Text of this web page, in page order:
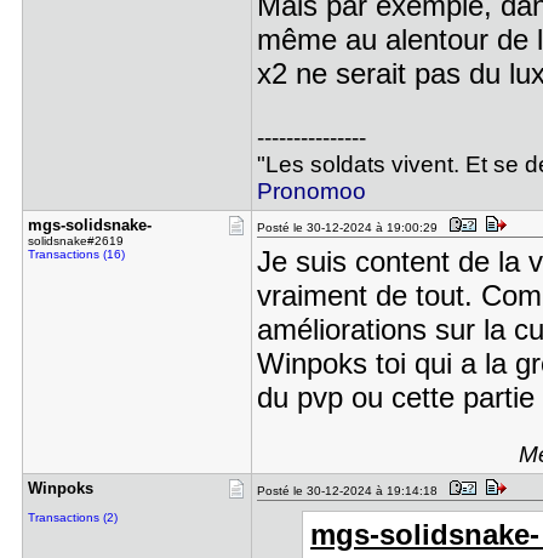
même au alentour de
x2 ne serait pas du
---------------
"Les soldats vivent. Et se
Pronomoo
mgs-solids​nake-
solidsnake#2619
Transactions (16)
Posté le 30-12-2024 à 19:00:29
Je suis content de la
vraiment de tout.
améliorations sur la
Winpoks toi qui a la
du pvp ou cette
Winpoks
Transactions (2)
Posté le 30-12-2024 à 19:14:18
mgs-